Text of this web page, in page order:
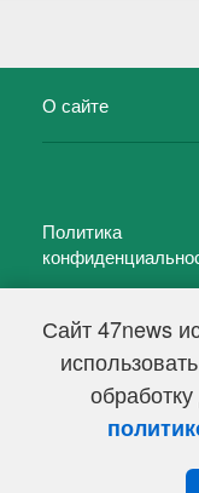
Сайт 47news
О сайте
Политика
47 новостей (47
Свидетельство о
Федеральной
информационных